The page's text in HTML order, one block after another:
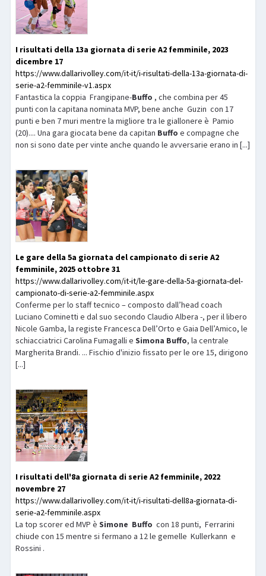
I risultati della 13a giornata di serie A2 femminile, 2023
dicembre 17
https://www.dallarivolley.com/it-it/i-risultati-della-13a-giornata-di-
serie-a2-femminile-v1.aspx
Fantastica la coppia Frangipane-Buffo , che combina per 45
punti con la capitana nominata MVP, bene anche Guzin con 17
punti e ben 7 muri mentre la migliore tra le giallonere è Pamio
(20).... Una gara giocata bene da capitan Buffo e compagne che
non si sono date per vinte anche quando le avversarie erano in [...]
Le gare della 5a giornata del campionato di serie A2
femminile, 2025 ottobre 31
https://www.dallarivolley.com/it-it/le-gare-della-5a-giornata-del-
campionato-di-serie-a2-femminile.aspx
Conferme per lo staff tecnico – composto dall’head coach
Luciano Cominetti e dal suo secondo Claudio Albera -, per il libero
Nicole Gamba, la registe Francesca Dell’Orto e Gaia Dell’Amico, le
schiacciatrici Carolina Fumagalli eSimona Buffo, la centrale
Margherita Brandi. ... Fischio d'inizio fissato per le ore 15, dirigono
[...]
I risultati dell'8a giornata di serie A2 femminile, 2022
novembre 27
https://www.dallarivolley.com/it-it/i-risultati-dell8a-giornata-di-
serie-a2-femminile.aspx
La top scorer ed MVP èSimone Buffo con 18 punti, Ferrarini
chiude con 15 mentre si fermano a 12 le gemelle Kullerkann e
Rossini .